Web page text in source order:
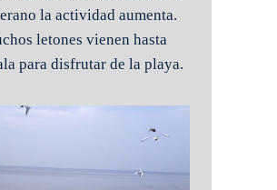
la actividad aumenta.
letones vienen hasta
para disfrutar de la playa.